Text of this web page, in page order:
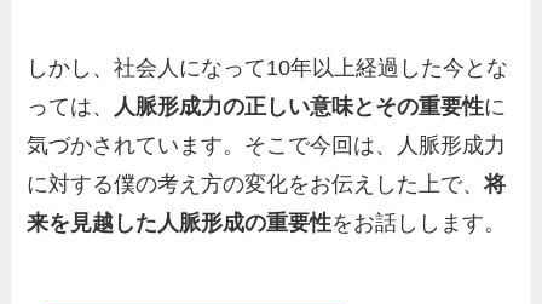
しかし、社会人になって10年以上経過した今とな
っては、 人脈形成力の正しい意味とその重要性に
気づかされています。そこで今回は、人脈形成力
に対する僕の考え方の変化をお伝えした上で、将
来を見越した人脈形成の重要性をお話しします。